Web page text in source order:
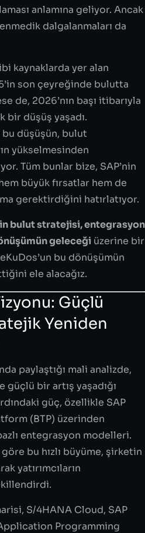
anlamına geliyor. Ancak
dalgalanmaları da
kaynaklarda yer alan
son çeyreğinde bulutta
de, 2026’nın başı itibarıyla
bir düşüş yaşadı.
düşüşün, bulut
yükselmesinden
Tüm bunlar bize, SAP’nin
büyük fırsatlar hem de
gerektirdiğini hatırlatıyor.
bulut stratejisi, entegrasyon
geleceği üzerine bir
bu dönüşümün
ele alacağız.
Güçlü
Yeniden
paylaştığı mali analizde,
bir artış yaşadığı
güç, özellikle SAP
(BTP) üzerinden
entegrasyon modelleri.
bu hızlı büyüme, şirketin
yatırımcıların
S/4HANA Cloud, SAP
Programming